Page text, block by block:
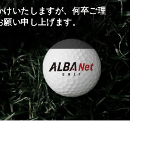
けいたしますが、何卒ご理
願い申し上げます。